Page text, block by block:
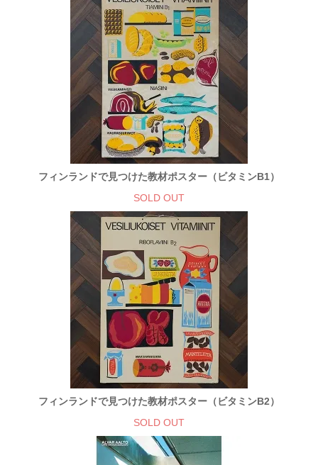
フィンランドで見つけた教材ポスター（ビタミンB1）
SOLD OUT
フィンランドで見つけた教材ポスター（ビタミンB2）
SOLD OUT